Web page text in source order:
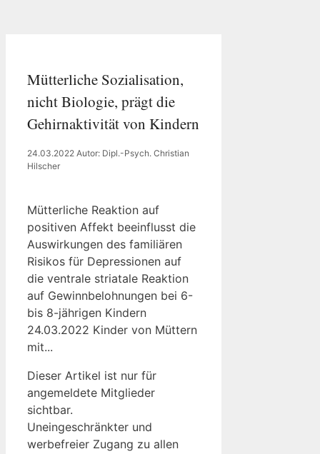
Mütterliche Sozialisation,
nicht Biologie, prägt die
Gehirnaktivität von Kindern
24.03.2022 Autor: Dipl.-Psych. Christian
Hilscher
Mütterliche Reaktion auf
positiven Affekt beeinflusst die
Auswirkungen des familiären
Risikos für Depressionen auf
die ventrale striatale Reaktion
auf Gewinnbelohnungen bei 6-
bis 8-jährigen Kindern
24.03.2022 Kinder von Müttern
mit...
Dieser Artikel ist nur für
angemeldete Mitglieder
sichtbar.
Uneingeschränkter und
werbefreier Zugang zu allen